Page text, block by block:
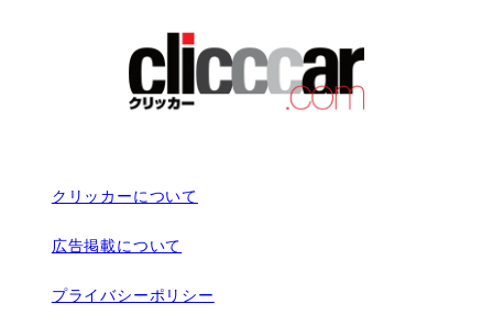
クリッカーについて
広告掲載について
プライバシーポリシー